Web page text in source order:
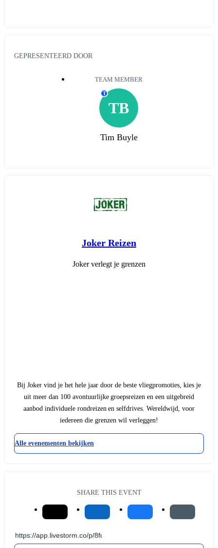
GEPRESENTEERD DOOR
TEAM MEMBER
TB
T
Tim Buyle
Joker Reizen
Joker verlegt je grenzen
Bij Joker vind je het hele jaar door de beste vliegpromoties, kies je
uit meer dan 100 avontuurlijke groepsreizen en een uitgebreid
aanbod individuele rondreizen en selfdrives. Wereldwijd, voor
iedereen die grenzen wil verleggen!
Alle evenementen bekijken
SHARE THIS EVENT